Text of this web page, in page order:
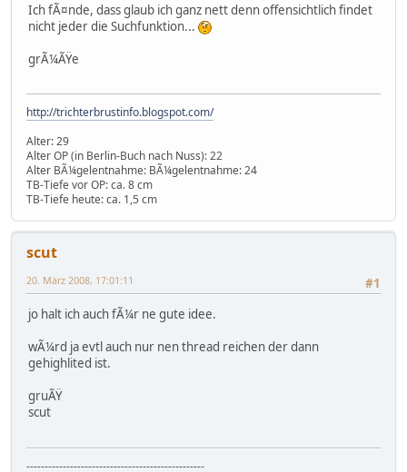
Ich fÃ¤nde, dass glaub ich ganz nett denn offensichtlich findet
nicht jeder die Suchfunktion...
grÃ¼ÃŸe
http://trichterbrustinfo.blogspot.com/
Alter: 29
Alter OP (in Berlin-Buch nach Nuss): 22
Alter BÃ¼gelentnahme: BÃ¼gelentnahme: 24
TB-Tiefe vor OP: ca. 8 cm
TB-Tiefe heute: ca. 1,5 cm
scut
#1
20. März 2008, 17:01:11
jo halt ich auch fÃ¼r ne gute idee.
wÃ¼rd ja evtl auch nur nen thread reichen der dann
gehighlited ist.
gruÃŸ
scut
-------------------------------------------------